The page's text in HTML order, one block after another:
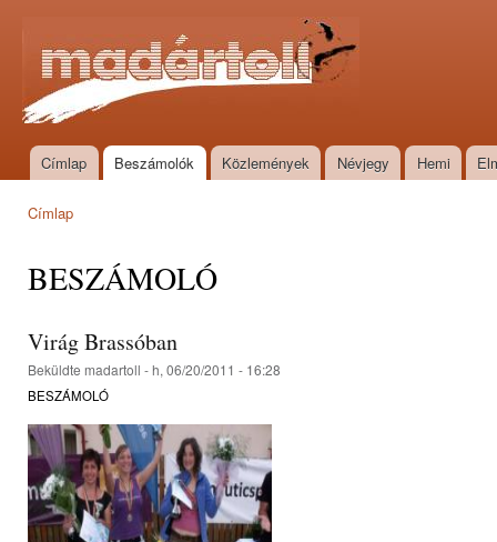
Madártoll
Főmenü
Címlap Beszámolók Közlemények Névjegy Hemi
Címlap
BESZÁMOLÓ
Virág Brassóban
Beküldte madartoll - h, 06/20/2011 - 16:28
BESZÁMOLÓ